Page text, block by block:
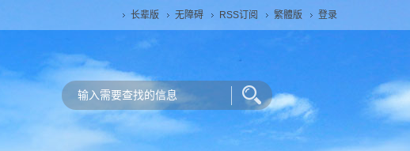
长辈版 无障碍 RSS订阅 繁體版 登录